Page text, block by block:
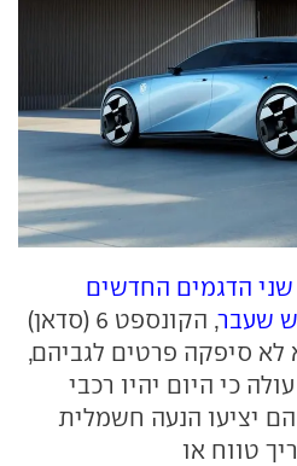
שני הדגמים החדשים
שעבר
, הקונספט 6 (סדאן)
היא לא סיפקה פרטים לגביהם,
כי היום יהיו רכבי
יציעו הנעה חשמלית
טווח או